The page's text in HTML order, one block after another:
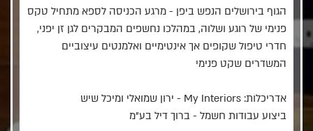
הגוף בירושלים הנפש ביפן - מרגע הכניסה לספא מתחיל טקס
פנימי של רוגע ושלוה, במהלכו נחשפים המבקרים לגן זן יפני,
חדרי טיפול שקופים אך אינטימיים ואלמנטים עיצוביים
המשדרים שקט פנימי
אדריכלות: My Interiors - ירון שמואלי ומיכל שיש
ביצוע עבודות חשמל - ברוך דיל בע"מ